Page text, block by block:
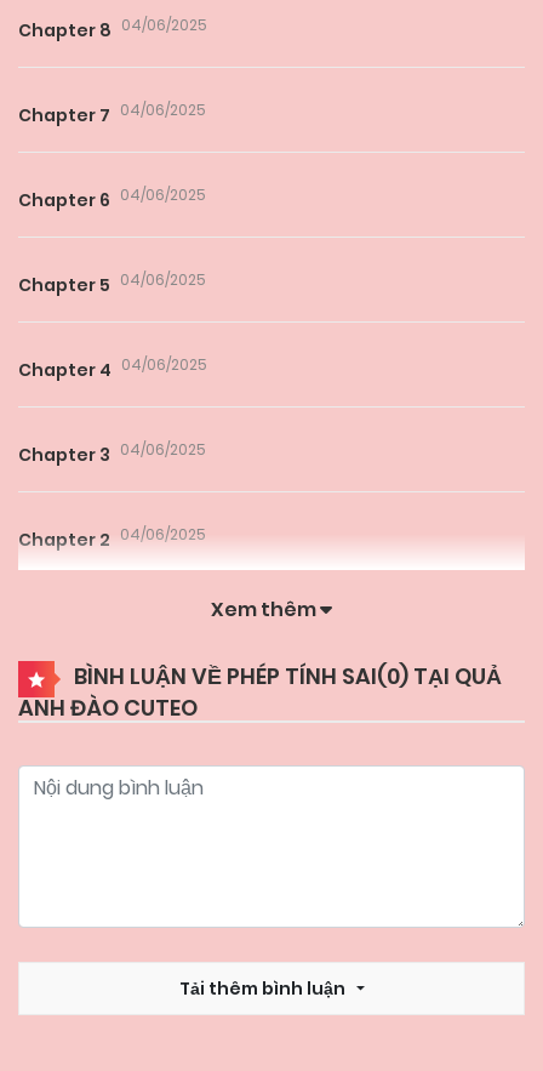
Chapter 8 04/06/2025
Chapter 7 04/06/2025
Chapter 6 04/06/2025
Chapter 5 04/06/2025
Chapter 4 04/06/2025
Chapter 3 04/06/2025
Chapter 2 04/06/2025
Xem thêm
BÌNH LUẬN VỀ PHÉP TÍNH SAI(0) TẠI QUẢ
ANH ĐÀO CUTEO
Tải thêm bình luận